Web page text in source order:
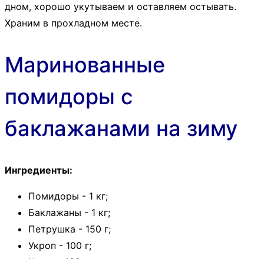
дном, хорошо укутываем и оставляем остывать.
Храним в прохладном месте.
Маринованные
помидоры с
баклажанами на зиму
Ингредиенты:
Помидоры - 1 кг;
Баклажаны - 1 кг;
Петрушка - 150 г;
Укроп - 100 г;